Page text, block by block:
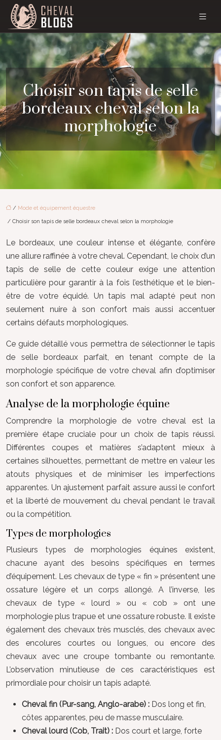
Choisir son tapis de selle
bordeaux cheval selon la
morphologie
/ Mode et équipement équestre
/ Choisir son tapis de selle bordeaux cheval selon la morphologie
Le bordeaux, une couleur intense et élégante, confère
une allure raffinée à votre cheval. Cependant, le choix d’un
tapis de selle de cette couleur exige une attention
particulière pour garantir à la fois l’esthétique et le bien-
être de votre équidé. Un tapis mal adapté peut non
seulement nuire à son confort mais aussi accentuer
certains défauts morphologiques.
Ce guide détaillé vous permettra de sélectionner le tapis
de selle bordeaux parfait, en tenant compte de la
morphologie spécifique de votre cheval afin d’optimiser
son confort et son apparence.
Analyse de la morphologie équine
Comprendre la morphologie de votre cheval est la
première étape cruciale pour un choix de tapis réussi.
Différentes coupes et matières s’adaptent mieux à
certaines silhouettes, permettant de mettre en valeur les
atouts physiques et de minimiser les imperfections
apparentes. Un ajustement parfait assure aussi le confort
et la liberté de mouvement du cheval pendant le travail
ou la compétition.
Types de morphologies
Plusieurs types de morphologies équines existent,
chacune ayant des besoins spécifiques en termes
d’équipement. Les chevaux de type « fin » présentent une
ossature légère et un corps allongé. A l’inverse, les
chevaux de type « lourd » ou « cob » ont une
morphologie plus trapue et une ossature robuste. Il existe
également des chevaux très musclés, des chevaux avec
des encolures courtes ou longues, ou encore des
chevaux avec une croupe tombante ou remontante.
L’observation minutieuse de ces caractéristiques est
primordiale pour choisir un tapis adapté.
Cheval fin (Pur-sang, Anglo-arabe) : Dos long et fin,
côtes apparentes, peu de masse musculaire.
Cheval lourd (Cob, Trait) : Dos court et large, forte